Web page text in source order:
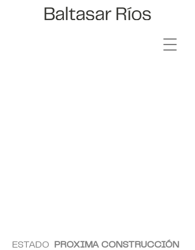
ESTADO PROXIMA CONSTRUCCIÓN